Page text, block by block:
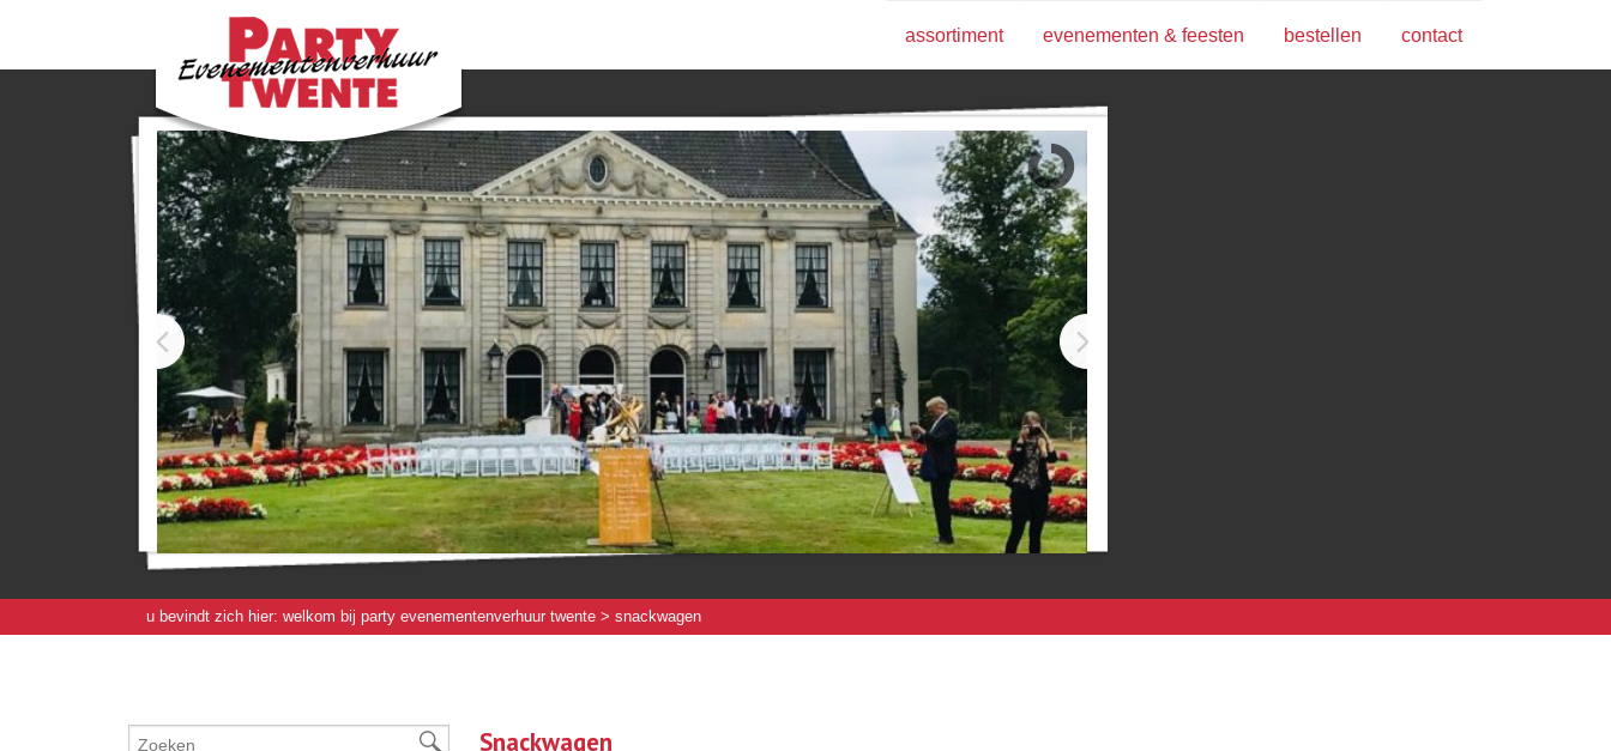
assortiment evenementen & feesten bestellen contact
u bevindt zich hier: welkom bij party evenementenverhuur twente > snackwagen
Snackwagen